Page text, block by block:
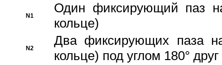
N1
Один фиксирующий паз
кольце)
N2
Два фиксирующих паза
кольце) под углом 180° друг